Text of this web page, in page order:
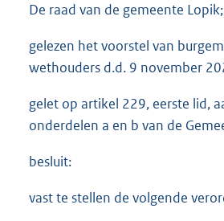
De raad van de gemeente Lopik;
gelezen het voorstel van
wethouders d.d. 9 november
gelet op artikel 229, eerste lid,
onderdelen a en b van de
besluit:
vast te stellen de volgende